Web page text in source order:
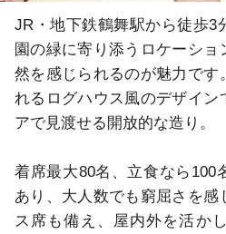
JR・地下鉄鶴舞駅から徒歩3
園の緑に寄り添うロケーシ
然を感じられるのが魅力です
れるログハウス風のデザイン
アで見渡せる開放的な造り。
着席最大80名、立食なら100
あり、大人数でも窮屈さを感
ス席も備え、屋内外を活か